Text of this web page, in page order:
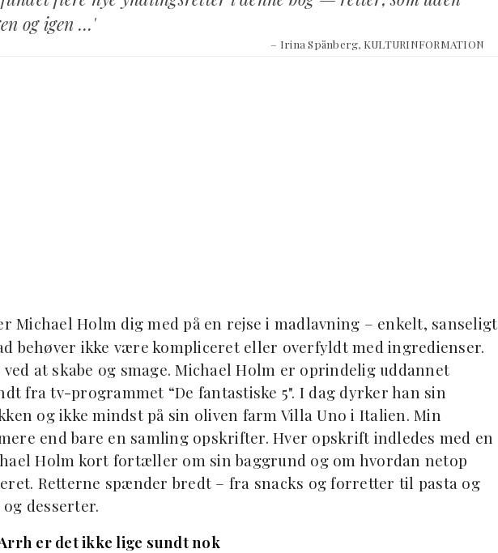
og igen …'
– Irina Spånberg, KULTURINFORMATION
Michael Holm dig med på en rejse i madlavning – enkelt, sanseligt
behøver ikke være kompliceret eller overfyldt med ingredienser.
at skabe og smage. Michael Holm er oprindelig uddannet
fra tv-programmet “De fantastiske 5". I dag dyrker han sin
og ikke mindst på sin oliven farm Villa Uno i Italien. Min
end bare en samling opskrifter. Hver opskrift indledes med en
Holm kort fortæller om sin baggrund og om hvordan netop
Retterne spænder bredt – fra snacks og forretter til pasta og
desserter.
er det ikke lige sundt nok